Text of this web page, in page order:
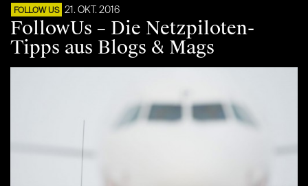
FOLLOW US 21. OKT. 2016
FollowUs – Die Netzpiloten-
Tipps aus Blogs & Mags